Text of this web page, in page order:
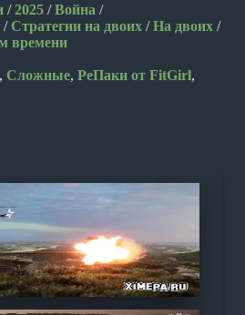
/2025 /Война /
/Стратегии на двоих /На двоих /
времени
, Сложные, РеПаки от FitGirl,